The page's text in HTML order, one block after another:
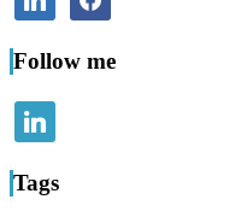
Follow me
linkedin
Tags